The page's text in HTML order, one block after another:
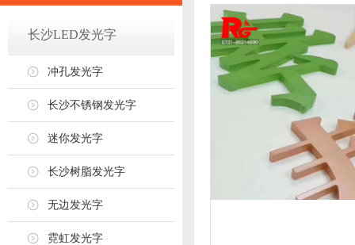
长沙LED发光字
冲孔发光字
长沙不锈钢发光字
迷你发光字
长沙树脂发光字
无边发光字
霓虹发光字